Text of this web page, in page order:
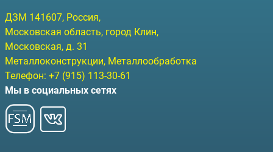
ДЗМ 141607, Россия,
Московская область, город Клин,
Московская, д. 31
Металлоконструкции, Металлообработка
Телефон: +7 (915) 113-30-61
Мы в социальных сетях